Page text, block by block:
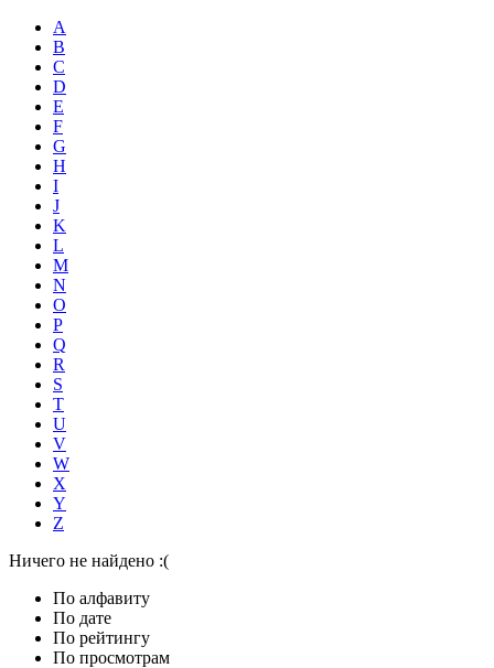
A
B
C
D
E
F
G
H
I
J
K
L
M
N
O
P
Q
R
S
T
U
V
W
X
Y
Z
Ничего не найдено :(
По алфавиту
По дате
По рейтингу
По просмотрам